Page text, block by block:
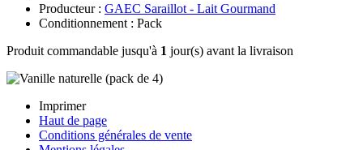
Producteur : GAEC Saraillot - Lait Gourmand
Conditionnement : Pack
Produit commandable jusqu'à 1 jour(s) avant la livraison
Imprimer
Haut de page
Conditions générales de vente